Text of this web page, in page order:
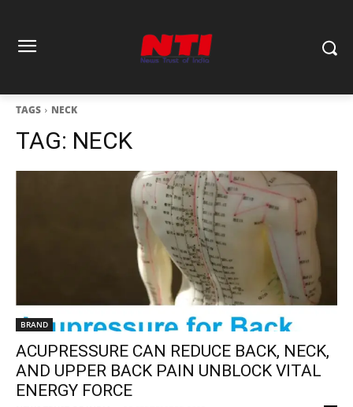
TAGS NECK
TAG: NECK
BRAND
ACUPRESSURE CAN REDUCE BACK, NECK,
AND UPPER BACK PAIN UNBLOCK VITAL
ENERGY FORCE